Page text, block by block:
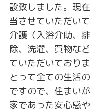
設致しました。現
当させていただい
介護（入浴介助、
除、洗濯、買物な
ていただいており
とって全ての生活
ですので、住まい
家であった安心感